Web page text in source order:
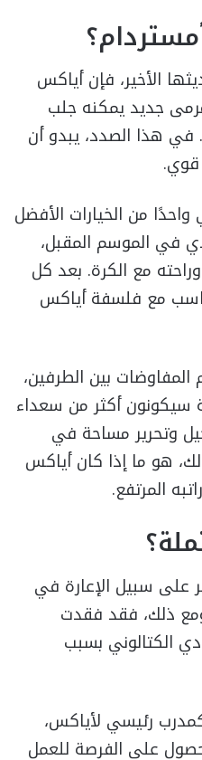
الأخير، فإن أياكس
جديد يمكنه جلب
في هذا الصدد، يبدو أن
قوي.
من الخيارات الأفضل
في الموسم المقبل،
مع الكرة. بعد كل
مع فلسفة أياكس
بين الطرفين،
سيكونون أكثر من سعداء
وتحرير مساحة في
هو ما إذا كان أياكس
المرتفع.
سبيل الإعارة في
ذلك، فقد فقدت
الكتالوني بسبب
رئيسي لأياكس،
على الفرصة للعمل